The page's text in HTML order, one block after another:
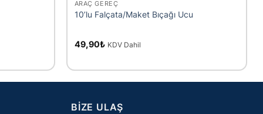
ARAÇ GEREÇ
10’lu Falçata/Maket Bıçağı Ucu
49,90₺ KDV Dahil
BIZE ULAŞ